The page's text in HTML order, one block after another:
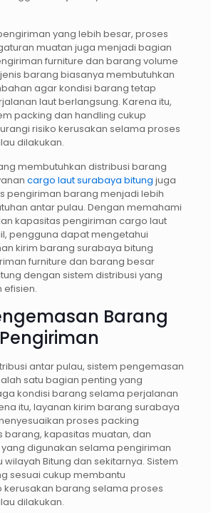
yang lebih besar, proses
muatan juga menjadi bagian
furniture dan barang volume
barang biasanya membutuhkan
agar kondisi barang tetap
laut berlangsung. Karena itu,
packing dan handling cukup
risiko kerusakan selama proses
dilakukan.
membutuhkan distribusi barang
cargo laut surabaya bitung juga
pengiriman barang menjadi lebih
antar pulau. Dengan memahami
kapasitas pengiriman cargo laut
pengguna dapat mengetahui
kirim barang surabaya bitung
furniture dan barang besar
dengan sistem distribusi yang
efisien.
Barang
antar pulau, sistem pengemasan
satu bagian penting yang
kondisi barang selama perjalanan
itu, layanan kirim barang surabaya
proses packing
barang, kapasitas muatan, dan
digunakan selama pengiriman
Bitung dan sekitarnya. Sistem
sesuai cukup membantu
kerusakan barang selama proses
dilakukan.